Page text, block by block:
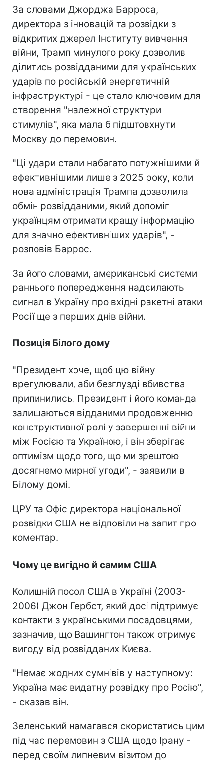
За словами Джорджа Барроса,
директора з інновацій та розвідки з
відкритих джерел Інституту вивчення
війни, Трамп минулого року дозволив
ділитись розвідданими для українських
ударів по російській енергетичній
інфраструктурі - це стало ключовим для
створення "належної структури
стимулів", яка мала б підштовхнути
Москву до перемовин.
"Ці удари стали набагато потужнішими й
ефективнішими лише з 2025 року, коли
нова адміністрація Трампа дозволила
обмін розвідданими, який допоміг
українцям отримати кращу інформацію
для значно ефективніших ударів", -
розповів Баррос.
За його словами, американські системи
раннього попередження надсилають
сигнал в Україну про вхідні ракетні атаки
Росії ще з перших днів війни.
Позиція Білого дому
"Президент хоче, щоб цю війну
врегулювали, аби безглузді вбивства
припинились. Президент і його команда
залишаються відданими продовженню
конструктивної ролі у завершенні війни
між Росією та Україною, і він зберігає
оптимізм щодо того, що ми зрештою
досягнемо мирної угоди", - заявили в
Білому домі.
ЦРУ та Офіс директора національної
розвідки США не відповіли на запит про
коментар.
Чому це вигідно й самим США
Колишній посол США в Україні (2003-
2006) Джон Гербст, який досі підтримує
контакти з українськими посадовцями,
зазначив, що Вашингтон також отримує
вигоду від розвідданих Києва.
"Немає жодних сумнівів у наступному:
Україна має видатну розвідку про Росію",
- сказав він.
Зеленський намагався скористатись цим
під час перемовин з США щодо Ірану -
перед своїм липневим візитом до